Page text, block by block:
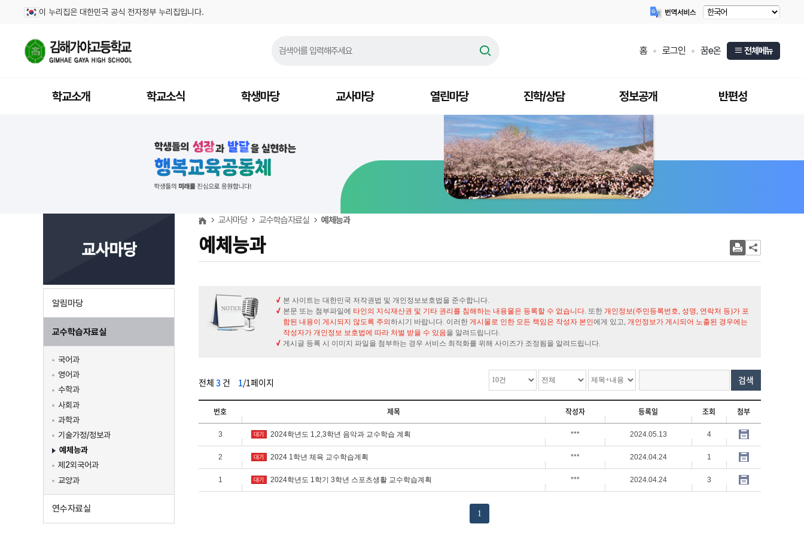
이 누리집은 대한민국 공식 전자정부 누리집입니다.
홈 로그인 꿈e온 전체메뉴
학교소개 학교소식 학생마당 교사마당 열린마당 진학/상담 정보공개 반편성
교사마당
알림마당
교수학습자료실
국어과
영어과
수학과
사회과
과학과
기술가정/정보과
예체능과
제2외국어과
교양과
연수자료실
교사마당 교수학습자료실 예체능과
예체능과
본 사이트는 대한민국 저작권법 및 개인정보보호법을 준수합니다.
본문 또는 첨부파일에 타인의 지식재산권 및 기타 권리를 침해하는 내용물은 등록할 수 없습니다 . 또한 개인정보(주민등록번호, 성명, 연락처 등)가 포
함된 내용이 게시되지 않도록 주의하시기 바랍니다. 이러한 게시물로 인한 모든 책임은 작성자 본인에게 있고, 개인정보가 게시되어 노출된 경우에는
작성자가 개인정보 보호법에 따라 처벌 받을 수 있음을 알려드립니다.
게시글 등록 시 이미지 파일을 첨부하는 경우 서비스 최적화를 위해 사이즈가 조정됨을 알려드립니다.
전체 3 건 1 /1페이지 검색
번호 제목 작성자 등록일 조회 첨부
3 2024학년도 1,2,3학년 음악과 교수학습 계획 *** 2024.05.13 4
2 2024 1학년 체육 교수학습계획 *** 2024.04.24 1
1 2024학년도 1학기 3학년 스포츠생활 교수학습계획 *** 2024.04.24 3
1